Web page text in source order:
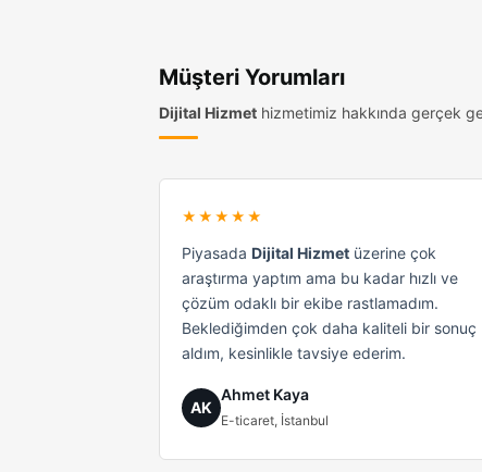
Müşteri Yorumları
Dijital Hizmet hizmetimiz hakkında gerçek
★★★★★
Piyasada Dijital Hizmet üzerine çok
araştırma yaptım ama bu kadar hızlı ve
çözüm odaklı bir ekibe rastlamadım.
Beklediğimden çok daha kaliteli bir sonuç
aldım, kesinlikle tavsiye ederim.
AK
Ahmet Kaya
E-ticaret, İstanbul